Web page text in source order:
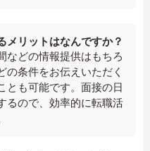
メリットはなんですか？
などの情報提供はもちろ
の条件をお伝えいただく
とも可能です。面接の日
るので、効率的に転職活